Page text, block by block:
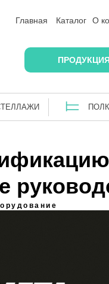
Главная Каталог О
Главная Каталог О